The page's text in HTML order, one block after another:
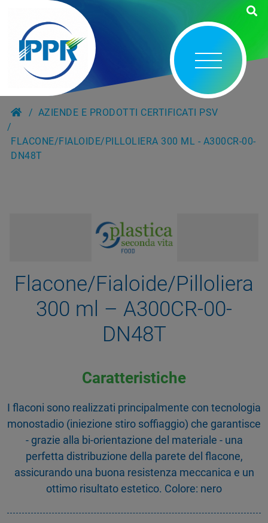
AZIENDE E PRODOTTI CERTIFICATI PSV
FLACONE/FIALOIDE/PILLOLIERA 300 ML - A300CR-00-
DN48T
Flacone/Fialoide/Pilloliera
300 ml – A300CR-00-
DN48T
Caratteristiche
I flaconi sono realizzati principalmente con tecnologia
monostadio (iniezione stiro soffiaggio) che garantisce
- grazie alla bi-orientazione del materiale - una
perfetta distribuzione della parete del flacone,
assicurando una buona resistenza meccanica e un
ottimo risultato estetico. Colore: nero